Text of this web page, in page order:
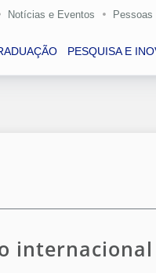
Notícias e Eventos Pessoas
PESQUISA E